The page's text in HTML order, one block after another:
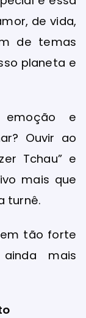
de vida,
de temas
planeta e
e
Ouvir ao
Tchau” e
mais que
turnê.
tão forte
mais